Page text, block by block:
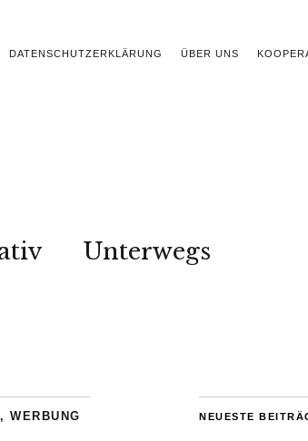
DATENSCHUTZERKLÄRUNG ÜBER UNS
Unterwegs
, WERBUNG NEUESTE